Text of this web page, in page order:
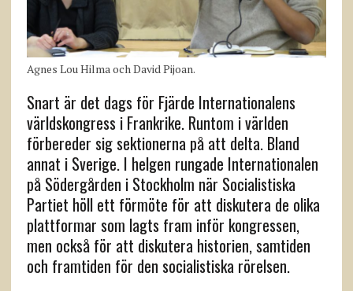
Agnes Lou Hilma och David Pijoan.
Snart är det dags för Fjärde Internationalens
världskongress i Frankrike. Runtom i världen
förbereder sig sektionerna på att delta. Bland
annat i Sverige. I helgen rungade Internationalen
på Södergården i Stockholm när Socialistiska
Partiet höll ett förmöte för att diskutera de olika
plattformar som lagts fram inför kongressen,
men också för att diskutera historien, samtiden
och framtiden för den socialistiska rörelsen.